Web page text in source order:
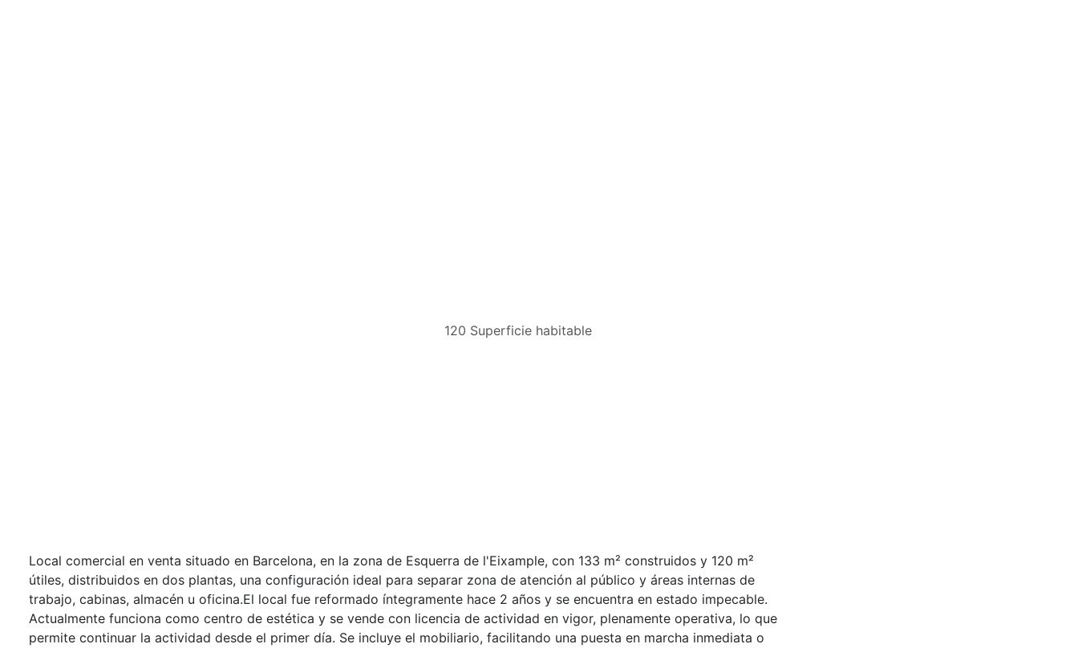
120 Superficie habitable
Local comercial en venta situado en Barcelona, en la zona de Esquerra de l'Eixample, con 133 m² construidos y 120 m²
útiles, distribuidos en dos plantas, una configuración ideal para separar zona de atención al público y áreas internas de
trabajo, cabinas, almacén u oficina.El local fue reformado íntegramente hace 2 años y se encuentra en estado impecable.
Actualmente funciona como centro de estética y se vende con licencia de actividad en vigor, plenamente operativa, lo que
permite continuar la actividad desde el primer día. Se incluye el mobiliario, facilitando una puesta en marcha inmediata o